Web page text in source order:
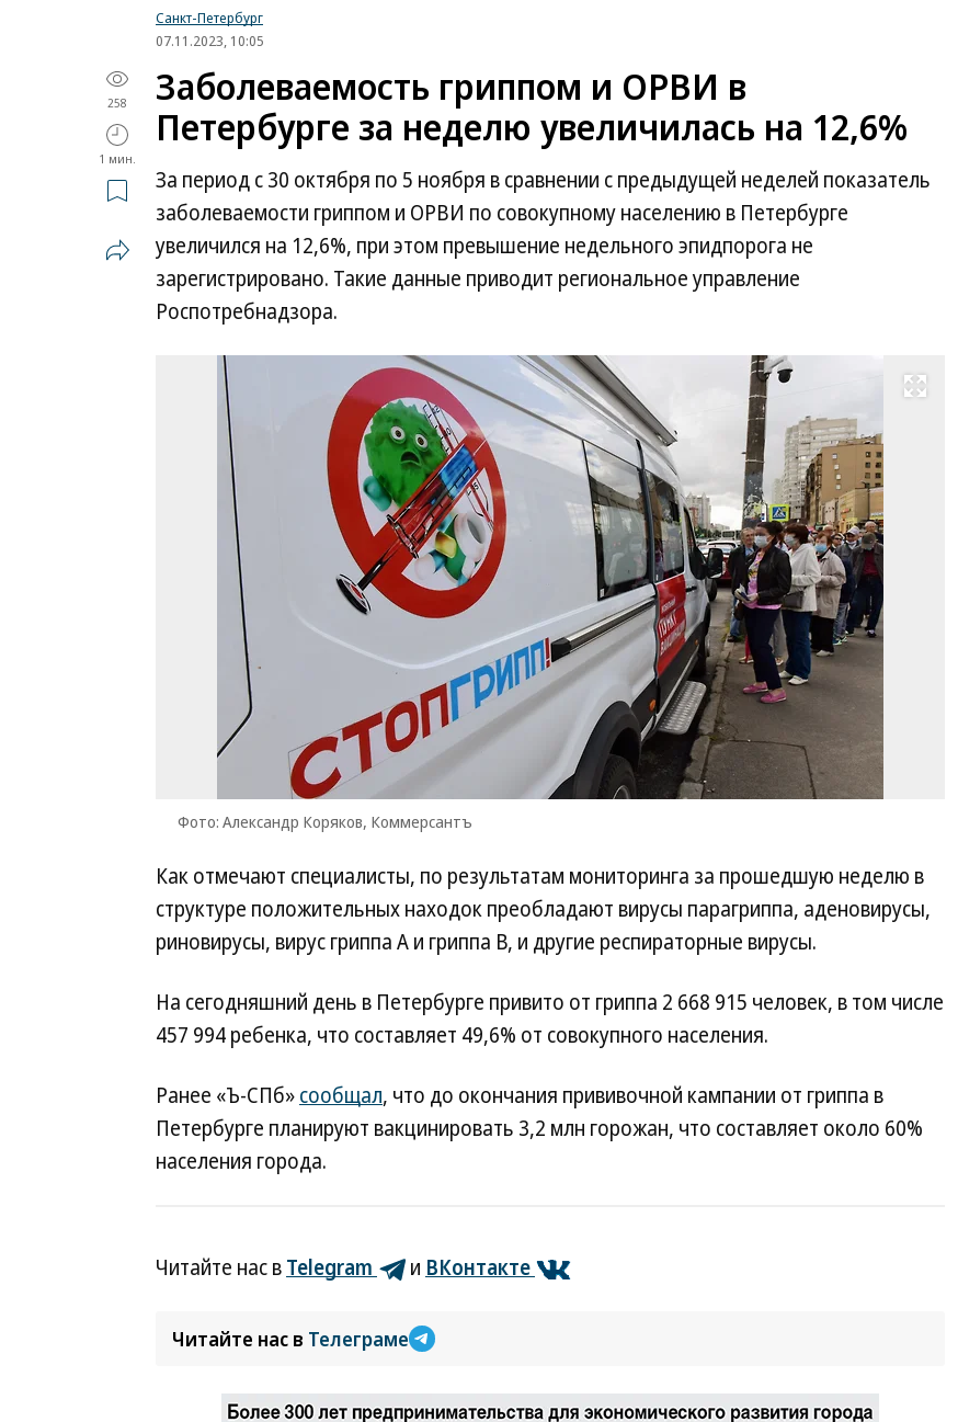
Санкт-Петербург
07.11.2023, 10:05
258
1 мин.
Заболеваемость гриппом и ОРВИ в
Петербурге за неделю увеличилась на 12,6%
За период с 30 октября по 5 ноября в сравнении с предыдущей неделей показатель
заболеваемости гриппом и ОРВИ по совокупному населению в Петербурге
увеличился на 12,6%, при этом превышение недельного эпидпорога не
зарегистрировано. Такие данные приводит региональное управление
Роспотребнадзора.
Развернуть на весь экран
Фото: Александр Коряков, Коммерсантъ
Как отмечают специалисты, по результатам мониторинга за прошедшую неделю в
структуре положительных находок преобладают вирусы парагриппа, аденовирусы,
риновирусы, вирус гриппа А и гриппа В, и другие респираторные вирусы.
На сегодняшний день в Петербурге привито от гриппа 2 668 915 человек, в том числе
457 994 ребенка, что составляет 49,6% от совокупного населения.
Ранее «Ъ-СПб»сообщал, что до окончания прививочной кампании от гриппа в
Петербурге планируют вакцинировать 3,2 млн горожан, что составляет около 60%
населения города.
Читайте нас вTelegram и ВКонтакте
Читайте нас в Телеграме